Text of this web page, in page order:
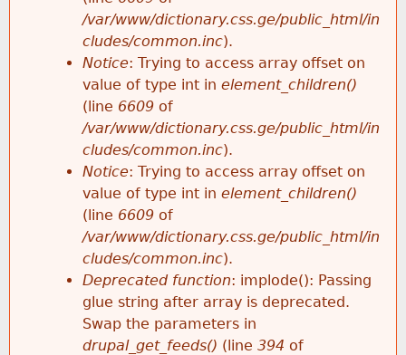
/var/www/dictionary.css.ge/public_html/in
cludes/common.inc).
Notice: Trying to access array offset on
value of type int in element_children()
(line 6609 of
/var/www/dictionary.css.ge/public_html/in
cludes/common.inc).
Notice: Trying to access array offset on
value of type int in element_children()
(line 6609 of
/var/www/dictionary.css.ge/public_html/in
cludes/common.inc).
Deprecated function: implode(): Passing
glue string after array is deprecated.
Swap the parameters in
drupal_get_feeds() (line 394 of